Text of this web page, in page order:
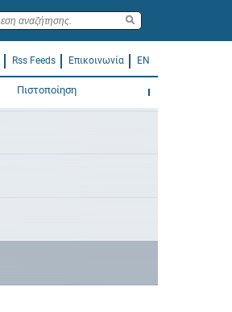
Rss Feeds Επικοινωνία EN
Πιστοποίηση